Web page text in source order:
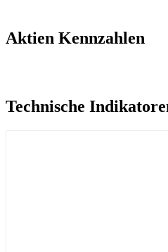
Aktien Kennzahlen​
Technische